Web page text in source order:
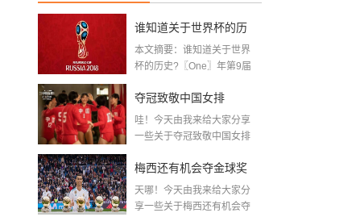
谁知道关于世界杯的历
史 「十二月四号世界杯
本文摘要：谁知道关于世界
杯的历史?〖One〗年第9届
夺冠致敬中国女排
〖2020关于电影 夺冠 观
哇！今天由我来给大家分享
一些关于夺冠致敬中国女排
梅西还有机会夺金球奖
〖梅老七什么梗〗
天哪！今天由我来给大家分
享一些关于梅西还有机会夺